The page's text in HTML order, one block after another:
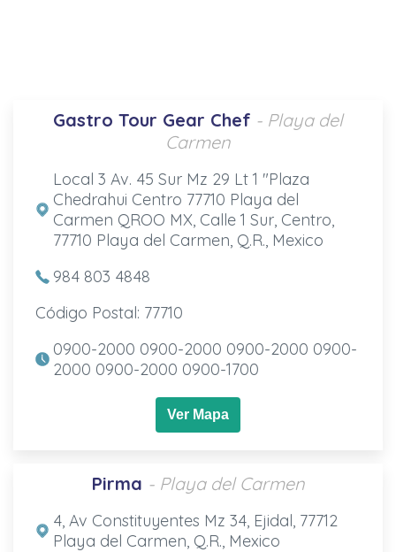
Gastro Tour Gear Chef - Playa del
Carmen
Local 3 Av. 45 Sur Mz 29 Lt 1 "Plaza
Chedrahui Centro 77710 Playa del
Carmen QROO MX, Calle 1 Sur, Centro,
77710 Playa del Carmen, Q.R., Mexico
984 803 4848
Código Postal: 77710
0900-2000 0900-2000 0900-2000 0900-
2000 0900-2000 0900-1700
Ver Mapa
Pirma - Playa del Carmen
4, Av Constituyentes Mz 34, Ejidal, 77712
Playa del Carmen, Q.R., Mexico